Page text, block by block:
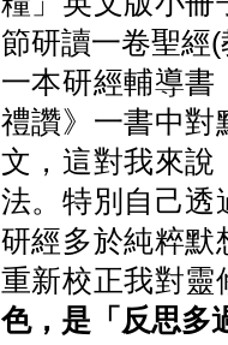
節研讀一卷聖經
一本研經輔導書
禮讚》一書中對
文，這對我來說
法。特別自己透
研經多於純粹默
重新校正我對靈
色，是「反思多